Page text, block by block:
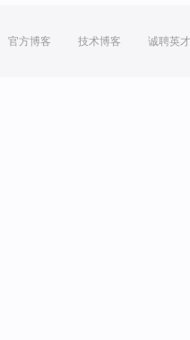
官方博客 技术博客 诚聘英才